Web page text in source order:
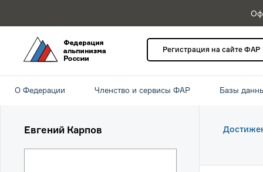
Регистрация на сайте ФАР
О Федерации Членство и сервисы ФАР Базы
Евгений Карпов